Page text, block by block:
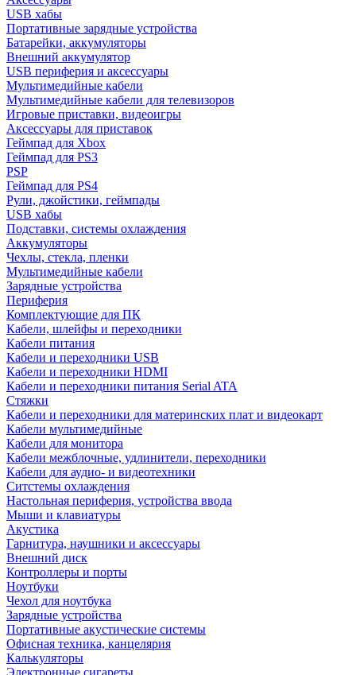
USB хабы
Портативные зарядные устройства
Батарейки, аккумуляторы
Внешний аккумулятор
USB периферия и аксессуары
Мультимедийные кабели
Мультимедийные кабели для телевизоров
Игровые приставки, видеоигры
Аксессуары для приставок
Геймпад для Xbox
Геймпад для PS3
PSP
Геймпад для PS4
Рули, джойстики, геймпады
USB хабы
Подставки, системы охлаждения
Аккумуляторы
Чехлы, стекла, пленки
Мультимедийные кабели
Зарядные устройства
Периферия
Комплектующие для ПК
Кабели, шлейфы и переходники
Кабели питания
Кабели и переходники USB
Кабели и переходники HDMI
Кабели и переходники питания Serial ATA
Стяжки
Кабели и переходники для материнских плат и видеокарт
Кабели мультимедийные
Кабели для монитора
Кабели межблочные, удлинители, переходники
Кабели для аудио- и видеотехники
Ситстемы охлаждения
Настольная периферия, устройства ввода
Мыши и клавиатуры
Акустика
Гарнитура, наушники и аксессуары
Внешний диск
Контроллеры и порты
Ноутбуки
Чехол для ноутбука
Зарядные устройства
Портативные акустические системы
Офисная техника, канцелярия
Калькуляторы
Электронные сигареты